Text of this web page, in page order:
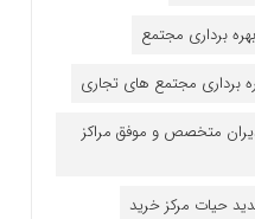
بهره برداری مجتمع
برداری مجتمع های تجاری
متخصص و موفق مراکز
حیات مرکز خرید